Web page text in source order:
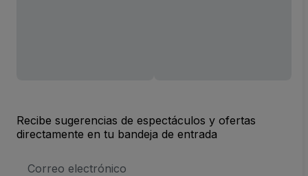
Recibe sugerencias de espectáculos y ofertas
directamente en tu bandeja de entrada
de